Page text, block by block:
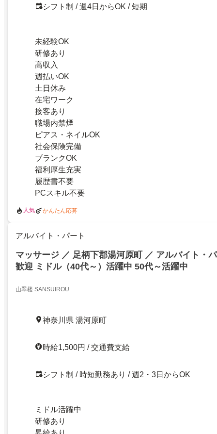
シフト制 / 週4日からOK / 短期
未経験OK
研修あり
高収入
週払いOK
土日休み
在宅ワーク
接客あり
職場内禁煙
ピアス・ネイルOK
社会保険完備
ブランクOK
福利厚生充実
履歴書不要
PCスキル不要
人気 かんたん応募
アルバイト・パート
マッサージ ／ 足柄下郡湯河原町 ／ アルバイト・
歓迎 ミドル（40代～）活躍中 50代～活躍中
山翠楼 SANSUIROU
神奈川県 湯河原町
時給1,500円 / 交通費支給
シフト制 / 時短勤務あり / 週2・3日からOK
ミドル活躍中
研修あり